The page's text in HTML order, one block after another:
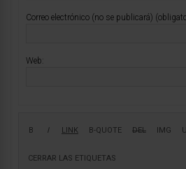
Correo electrónico (no se publicará)
Web: